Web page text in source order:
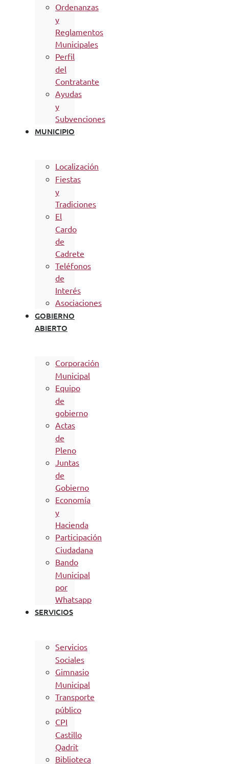
Ordenanzas
y
Reglamentos
Municipales
Perfil
del
Contratante
Ayudas
y
Subvenciones
MUNICIPIO
Localización
Fiestas
y
Tradiciones
El
Cardo
de
Cadrete
Teléfonos
de
Interés
Asociaciones
GOBIERNO
ABIERTO
Corporación
Municipal
Equipo
de
gobierno
Actas
de
Pleno
Juntas
de
Gobierno
Economía
y
Hacienda
Participación
Ciudadana
Bando
Municipal
por
Whatsapp
SERVICIOS
Servicios
Sociales
Gimnasio
Municipal
Transporte
público
CPI
Castillo
Qadrit
Biblioteca